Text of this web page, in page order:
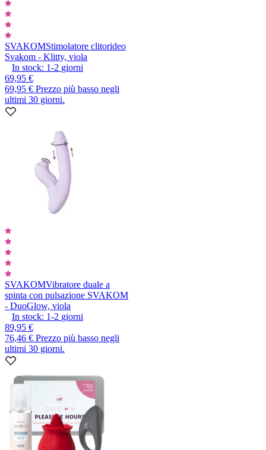
SVAKOMStimolatore clitorideo
Svakom - Klitty, viola
In stock: 1-2 giorni
69,95 €
69,95 € Prezzo più basso negli
ultimi 30 giorni.
SVAKOMVibratore duale a
spinta con pulsazione SVAKOM
- DuoGlow, viola
In stock: 1-2 giorni
89,95 €
76,46 € Prezzo più basso negli
ultimi 30 giorni.